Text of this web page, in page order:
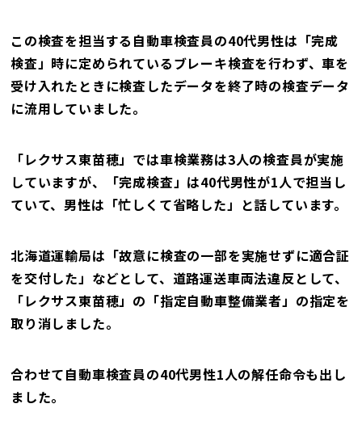
この検査を担当する自動車検査員の40代男性は「完成
検査」時に定められているブレーキ検査を行わず、車を
受け入れたときに検査したデータを終了時の検査データ
に流用していました。
「レクサス東苗穂」では車検業務は3人の検査員が実施
していますが、「完成検査」は40代男性が1人で担当し
ていて、男性は「忙しくて省略した」と話しています。
北海道運輸局は「故意に検査の一部を実施せずに適合証
を交付した」などとして、道路運送車両法違反として、
「レクサス東苗穂」の「指定自動車整備業者」の指定を
取り消しました。
合わせて自動車検査員の40代男性1人の解任命令も出し
ました。